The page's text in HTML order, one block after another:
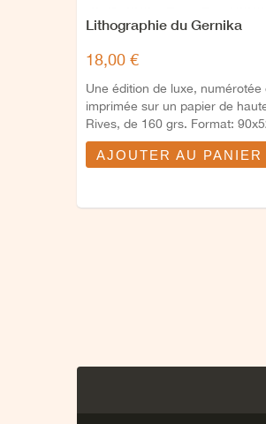
Lithographie du Gernika
18,00 €
Une édition de luxe, numérotée
imprimée sur un papier de
Rives, de 160 grs. Format:
et...
AJOUTER AU PANIER